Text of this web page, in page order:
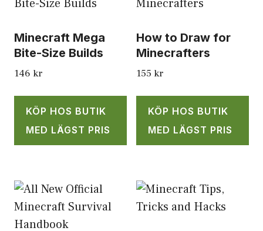
Minecraft Mega
Bite-Size Builds
146 kr
KÖP HOS BUTIK
MED LÄGST PRIS
How to Draw for
Minecrafters
155 kr
KÖP HOS BUTIK
MED LÄGST PRIS